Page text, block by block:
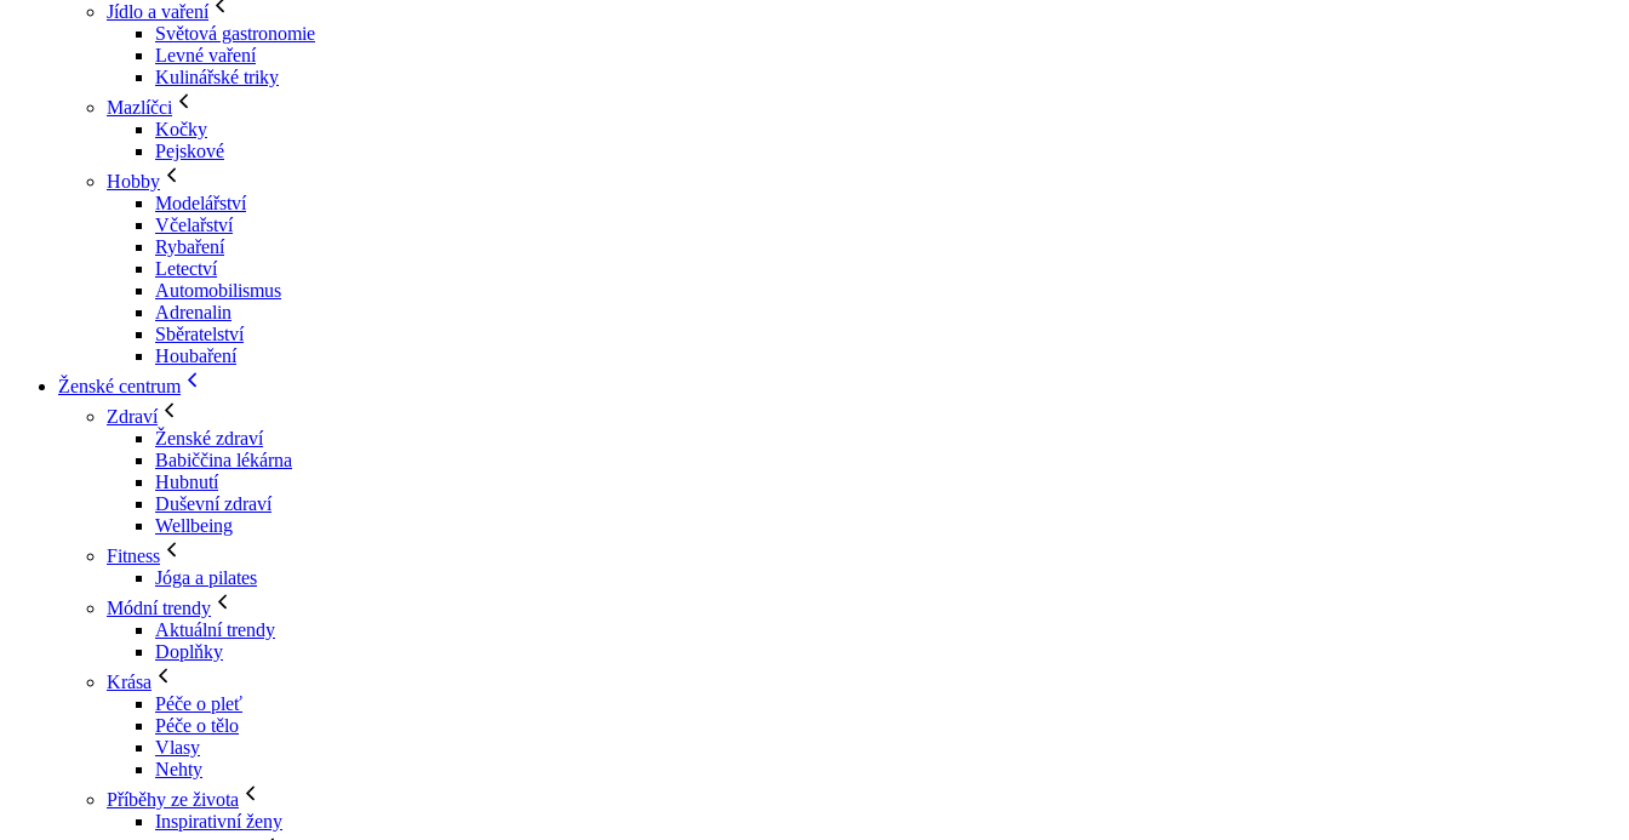
Jídlo a vaření
Světová gastronomie
Levné vaření
Kulinářské triky
Mazlíčci
Kočky
Pejskové
Hobby
Modelářství
Včelařství
Rybaření
Letectví
Automobilismus
Adrenalin
Sběratelství
Houbaření
Ženské centrum
Zdraví
Ženské zdraví
Babiččina lékárna
Hubnutí
Duševní zdraví
Wellbeing
Fitness
Jóga a pilates
Módní trendy
Aktuální trendy
Doplňky
Krása
Péče o pleť
Péče o tělo
Vlasy
Nehty
Příběhy ze života
Inspirativní ženy